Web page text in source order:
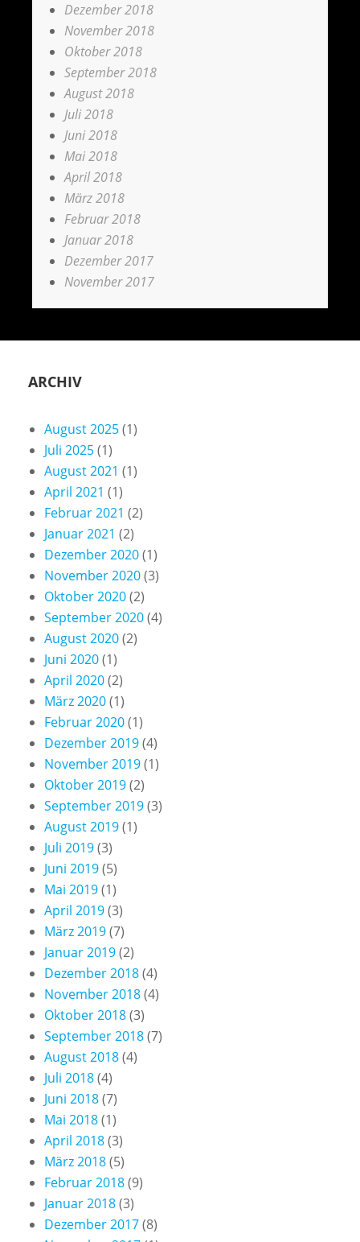
Dezember 2018
November 2018
Oktober 2018
September 2018
August 2018
Juli 2018
Juni 2018
Mai 2018
April 2018
März 2018
Februar 2018
Januar 2018
Dezember 2017
November 2017
ARCHIV
August 2025(1)
Juli 2025(1)
August 2021 (1)
April 2021 (1)
Februar 2021 (2)
Januar 2021 (2)
Dezember 2020(1)
November 2020(3)
Oktober 2020(2)
September 2020(4)
August 2020(2)
Juni 2020(1)
April 2020(2)
März 2020(1)
Februar 2020(1)
Dezember 2019(4)
November 2019(1)
Oktober 2019(2)
September 2019(3)
August 2019(1)
Juli 2019(3)
Juni 2019(5)
Mai 2019(1)
April 2019(3)
März 2019(7)
Januar 2019(2)
Dezember 2018(4)
November 2018(4)
Oktober 2018(3)
September 2018(7)
August 2018(4)
Juli 2018(4)
Juni 2018(7)
Mai 2018(1)
April 2018(3)
März 2018(5)
Februar 2018(9)
Januar 2018(3)
Dezember 2017(8)